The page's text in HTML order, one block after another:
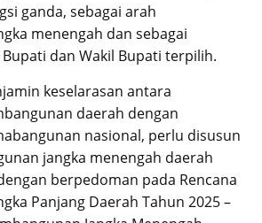
ganda, sebagai arah
menengah dan sebagai
dan Wakil Bupati terpilih.
keselarasan antara
daerah dengan
nasional, perlu disusun
jangka menengah daerah
berpedoman pada Rencana
Panjang Daerah Tahun 2025 –